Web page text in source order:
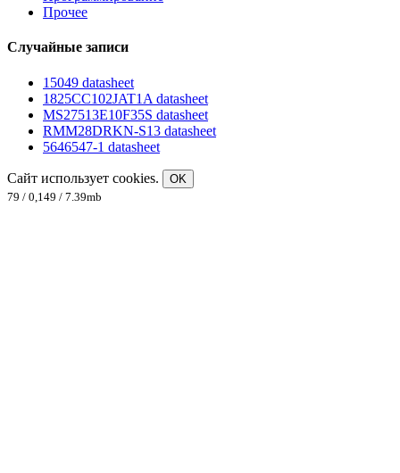
Прочее
Случайные записи
15049 datasheet
1825CC102JAT1A datasheet
MS27513E10F35S datasheet
RMM28DRKN-S13 datasheet
5646547-1 datasheet
Сайт использует cookies.
OK
79 / 0,149 / 7.39mb